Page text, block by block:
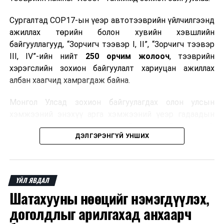
Сургалтад COP17-ын үеэр автотээврийн үйлчилгээнд
ажиллах төрийн болон хувийн хэвшлийн
байгууллагууд, “Зорчигч тээвэр I, II”, “Зорчигч тээвэр
III, IV”-ийн нийт 250 орчим жолооч, тээврийн
хэрэгслийн зохион байгуулалт хариуцан ажиллах
албан хаагчид хамрагдаж байна.
Монгол Улсад зохион байгуулагдах олон улсын
зочид, төлөөлөгчдөд аюулгүй, шуурхай, соёлтой,
мэргэжлийн түвшинд тээврийн үйлчилгээ үзүүлэх
зохион байгуулалтын онцлог, зочид, төлөөлөгчдийн
ангилал, үйлчилгээний стандарт, жолооч нарын үүрэг
хариуцлага, сахилга бат, үйлчилгээний соёл, ёс зүй,
мэргэжлийн харилцааны талаар нэгдсэн мэдээлэл
ДЭЛГЭРЭНГҮЙ УНШИХ
ҮЙЛ ЯВДАЛ
Шатахууны нөөцийг нэмэгдүүлэх,
доголдлыг арилгахад анхаарч